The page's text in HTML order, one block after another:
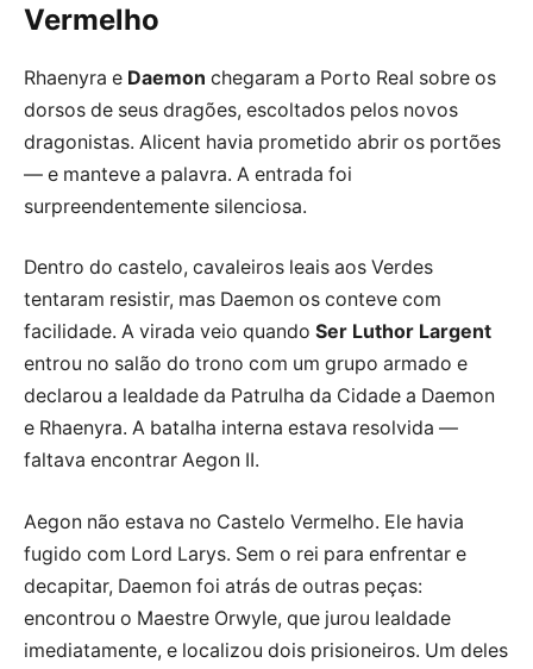
Vermelho
Rhaenyra e Daemon chegaram a Porto Real sobre os
dorsos de seus dragões, escoltados pelos novos
dragonistas. Alicent havia prometido abrir os portões
— e manteve a palavra. A entrada foi
surpreendentemente silenciosa.
Dentro do castelo, cavaleiros leais aos Verdes
tentaram resistir, mas Daemon os conteve com
facilidade. A virada veio quando Ser Luthor Largent
entrou no salão do trono com um grupo armado e
declarou a lealdade da Patrulha da Cidade a Daemon
e Rhaenyra. A batalha interna estava resolvida —
faltava encontrar Aegon II.
Aegon não estava no Castelo Vermelho. Ele havia
fugido com Lord Larys. Sem o rei para enfrentar e
decapitar, Daemon foi atrás de outras peças:
encontrou o Maestre Orwyle, que jurou lealdade
imediatamente, e localizou dois prisioneiros. Um deles